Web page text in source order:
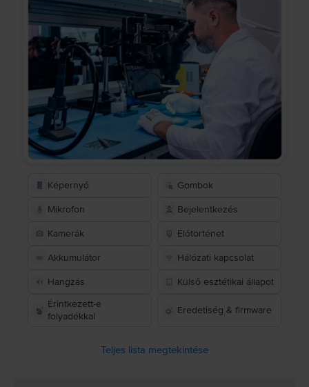
Képernyő Gombok
Mikrofon Bejelentkezés
Kamerák Előtörténet
Akkumulátor Hálózati kapcsolat
Hangzás
Külső esztétikai állapot
Érintkezett-e
folyadékkal
Eredetiség & firmware
Teljes lista megtekintése